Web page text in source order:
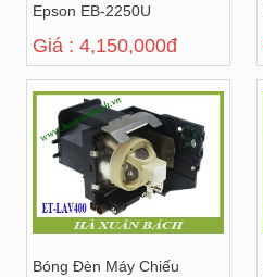
Epson EB-2250U
Giá : 4,150,000đ
Bóng Đèn Máy Chiếu